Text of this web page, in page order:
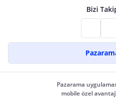
Bizi
Pazarama
mobile özel